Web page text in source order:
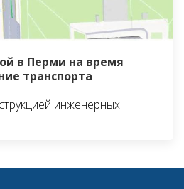
в Перми на время
транспорта
инженерных